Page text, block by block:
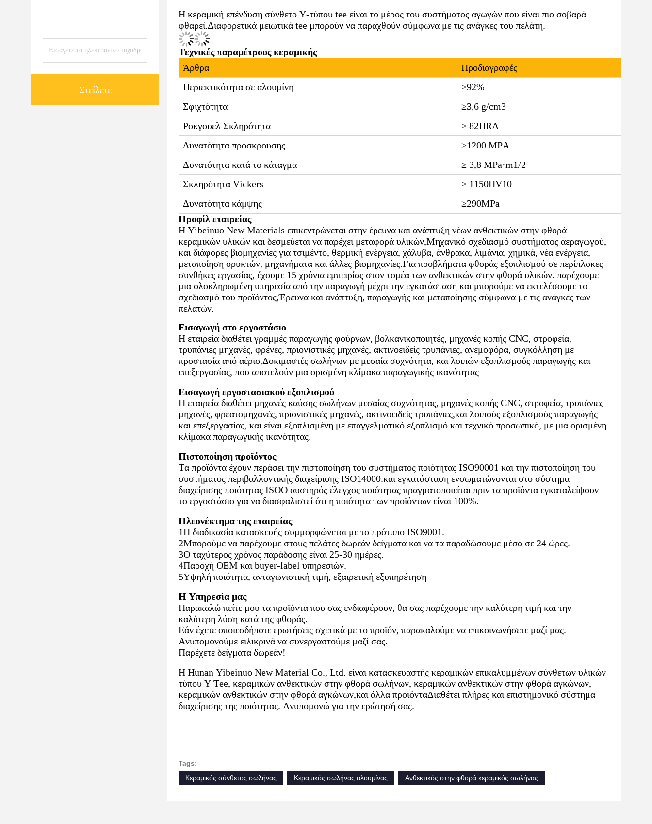
Στείλετε
Η κεραμική επένδυση σύνθετο Y-τύπου tee είναι το μέρος του συστήματος αγωγών που είναι πιο σοβαρά
φθαρεί.Διαφορετικά μειωτικά tee μπορούν να παραχθούν σύμφωνα με τις ανάγκες του πελάτη.
Τεχνικές παραμέτρους κεραμικής
Άρθρα
Προδιαγραφές
Περιεκτικότητα σε αλουμίνη
≥92%
Σφιχτότητα
≥3,6 g/cm3
Ροκγουελ Σκληρότητα
≥ 82HRA
Δυνατότητα πρόσκρουσης
≥1200 MPA
Δυνατότητα κατά το κάταγμα
≥ 3,8 MPa·m1/2
Σκληρότητα Vickers
≥ 1150HV10
Δυνατότητα κάμψης
≥290MPa
Προφίλ εταιρείας
Η Yibeinuo New Materials επικεντρώνεται στην έρευνα και ανάπτυξη νέων ανθεκτικών στην φθορά
κεραμικών υλικών και δεσμεύεται να παρέχει μεταφορά υλικών,Μηχανικό σχεδιασμό συστήματος αεραγωγού,
και διάφορες βιομηχανίες για τσιμέντο, θερμική ενέργεια, χάλυβα, άνθρακα, λιμάνια, χημικά, νέα ενέργεια,
μεταποίηση ορυκτών, μηχανήματα και άλλες βιομηχανίες.Για προβλήματα φθοράς εξοπλισμού σε περίπλοκες
συνθήκες εργασίας, έχουμε 15 χρόνια εμπειρίας στον τομέα των ανθεκτικών στην φθορά υλικών. παρέχουμε
μια ολοκληρωμένη υπηρεσία από την παραγωγή μέχρι την εγκατάσταση και μπορούμε να εκτελέσουμε το
σχεδιασμό του προϊόντος,Έρευνα και ανάπτυξη, παραγωγής και μεταποίησης σύμφωνα με τις ανάγκες των
πελατών.
Εισαγωγή στο εργοστάσιο
Η εταιρεία διαθέτει γραμμές παραγωγής φούρνων, βολκανικοποιητές, μηχανές κοπής CNC, στροφεία,
τρυπάνιες μηχανές, φρένες, πριονιστικές μηχανές, ακτινοειδείς τρυπάνιες, ανεμοφόρα, συγκόλληση με
προστασία από αέριο,Δοκιμαστές σωλήνων με μεσαία συχνότητα, και λοιπών εξοπλισμούς παραγωγής και
επεξεργασίας, που αποτελούν μια ορισμένη κλίμακα παραγωγικής ικανότητας
Εισαγωγή εργοστασιακού εξοπλισμού
Η εταιρεία διαθέτει μηχανές καύσης σωλήνων μεσαίας συχνότητας, μηχανές κοπής CNC, στροφεία, τρυπάνιες
μηχανές, φρεατομηχανές, πριονιστικές μηχανές, ακτινοειδείς τρυπάνιες,και λοιπούς εξοπλισμούς παραγωγής
και επεξεργασίας, και είναι εξοπλισμένη με επαγγελματικό εξοπλισμό και τεχνικό προσωπικό, με μια ορισμένη
κλίμακα παραγωγικής ικανότητας.
Πιστοποίηση προϊόντος
Τα προϊόντα έχουν περάσει την πιστοποίηση του συστήματος ποιότητας ISO90001 και την πιστοποίηση του
συστήματος περιβαλλοντικής διαχείρισης ISO14000.και εγκατάσταση ενσωματώνονται στο σύστημα
διαχείρισης ποιότητας ISOΟ αυστηρός έλεγχος ποιότητας πραγματοποιείται πριν τα προϊόντα εγκαταλείψουν
το εργοστάσιο για να διασφαλιστεί ότι η ποιότητα των προϊόντων είναι 100%.
Πλεονέκτημα της εταιρείας
1Η διαδικασία κατασκευής συμμορφώνεται με το πρότυπο ISO9001.
2Μπορούμε να παρέχουμε στους πελάτες δωρεάν δείγματα και να τα παραδώσουμε μέσα σε 24 ώρες.
3Ο ταχύτερος χρόνος παράδοσης είναι 25-30 ημέρες.
4Παροχή OEM και buyer-label υπηρεσιών.
5Υψηλή ποιότητα, ανταγωνιστική τιμή, εξαιρετική εξυπηρέτηση
Η Υπηρεσία μας
Παρακαλώ πείτε μου τα προϊόντα που σας ενδιαφέρουν, θα σας παρέχουμε την καλύτερη τιμή και την
καλύτερη λύση κατά της φθοράς.
Εάν έχετε οποιεσδήποτε ερωτήσεις σχετικά με το προϊόν, παρακαλούμε να επικοινωνήσετε μαζί μας.
Ανυπομονούμε ειλικρινά να συνεργαστούμε μαζί σας.
Παρέχετε δείγματα δωρεάν!
Η Hunan Yibeinuo New Material Co., Ltd. είναι κατασκευαστής κεραμικών επικαλυμμένων σύνθετων υλικών
τύπου Y Tee, κεραμικών ανθεκτικών στην φθορά σωλήνων, κεραμικών ανθεκτικών στην φθορά αγκώνων,
κεραμικών ανθεκτικών στην φθορά αγκώνων,και άλλα προϊόνταΔιαθέτει πλήρες και επιστημονικό σύστημα
διαχείρισης της ποιότητας. Ανυπομονώ για την ερώτησή σας.
Tags:
Κεραμικός σύνθετος σωλήνας
Κεραμικός σωλήνας αλουμίνας Ανθεκτικός στην φθορά κεραμικός σωλήνας